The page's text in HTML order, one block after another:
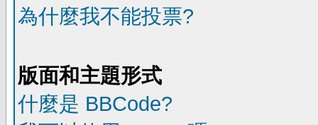
為什麼我不能投票?
版面和主題形式
什麼是 BBCode?